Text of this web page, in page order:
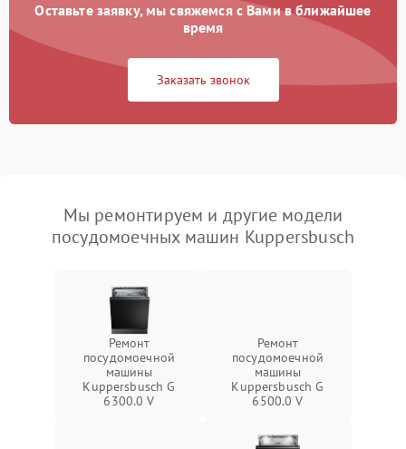
Оставьте заявку, мы свяжемся с Вами в ближайшее
время
Заказать звонок
Мы ремонтируем и другие модели
посудомоечных машин Kuppersbusch
Ремонт
посудомоечной
машины
Kuppersbusch G
6300.0 V
Ремонт
посудомоечной
машины
Kuppersbusch G
6500.0 V